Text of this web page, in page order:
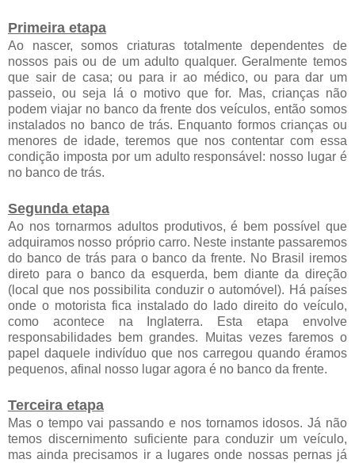
Primeira etapa
Ao nascer, somos criaturas totalmente dependentes de
nossos pais ou de um adulto qualquer. Geralmente temos
que sair de casa; ou para ir ao médico, ou para dar um
passeio, ou seja lá o motivo que for. Mas, crianças não
podem viajar no banco da frente dos veículos, então somos
instalados no banco de trás. Enquanto formos crianças ou
menores de idade, teremos que nos contentar com essa
condição imposta por um adulto responsável: nosso lugar é
no banco de trás.
Segunda etapa
Ao nos tornarmos adultos produtivos, é bem possível que
adquiramos nosso próprio carro. Neste instante passaremos
do banco de trás para o banco da frente. No Brasil iremos
direto para o banco da esquerda, bem diante da direção
(local que nos possibilita conduzir o automóvel). Há países
onde o motorista fica instalado do lado direito do veículo,
como acontece na Inglaterra. Esta etapa envolve
responsabilidades bem grandes. Muitas vezes faremos o
papel daquele indivíduo que nos carregou quando éramos
pequenos, afinal nosso lugar agora é no banco da frente.
Terceira etapa
Mas o tempo vai passando e nos tornamos idosos. Já não
temos discernimento suficiente para conduzir um veículo,
mas ainda precisamos ir a lugares onde nossas pernas já